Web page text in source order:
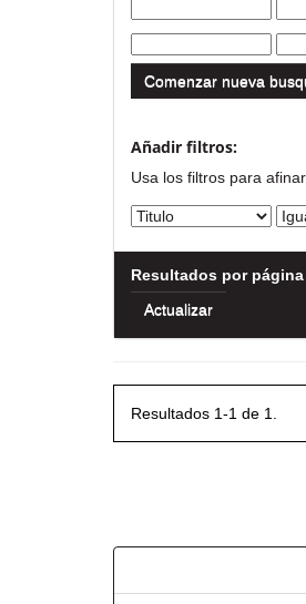
Comenzar nueva
Añadir filtros:
Usa los filtros para
Resultados por página
Resultados 1-1 de 1.